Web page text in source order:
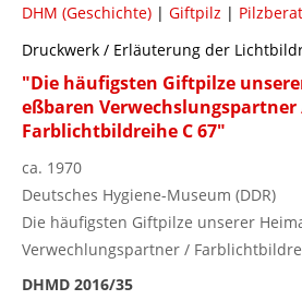
DHM (Geschichte) | Giftpilz |
Druckwerk / Erläuterung der
"Die häufigsten Giftpilze
eßbaren Verwechslungspartner
Farblichtbildreihe C 67"
ca. 1970
Deutsches Hygiene-Museum (DDR)
Die häufigsten Giftpilze unserer
Verwechlungspartner /
DHMD 2016/35